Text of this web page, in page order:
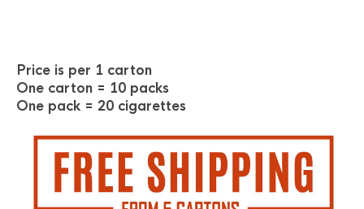
Price is per 1 carton
One carton = 10 packs
One pack = 20 cigarettes